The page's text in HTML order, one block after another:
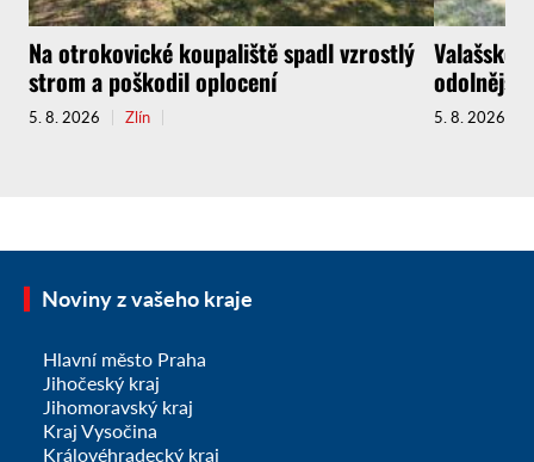
Na otrokovické koupaliště spadl vzrostlý
strom a poškodil oplocení
5. 8. 2026 Zlín
Valašské
odolnější
5. 8. 2026
Noviny z vašeho kraje
Hlavní město Praha
Jihočeský kraj
Jihomoravský kraj
Kraj Vysočina
Královéhradecký kraj